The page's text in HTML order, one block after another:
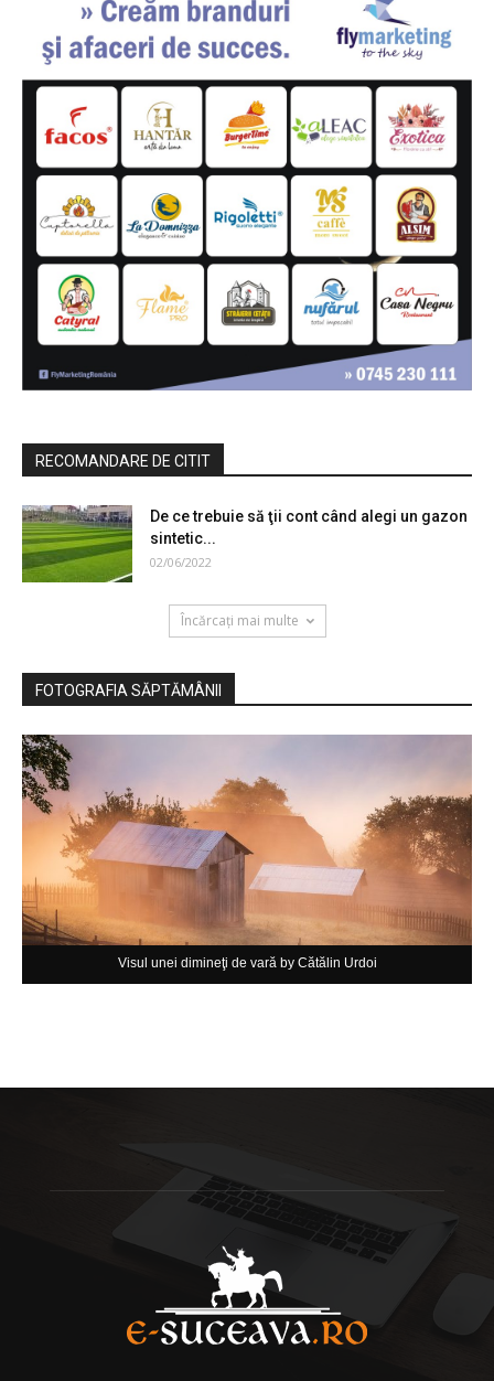
RECOMANDARE DE CITIT
De ce trebuie să ţii cont când alegi un gazon
sintetic...
02/06/2022
Încărcați mai multe
FOTOGRAFIA SĂPTĂMÂNII
Visul unei dimineţi de vară by Cătălin Urdoi